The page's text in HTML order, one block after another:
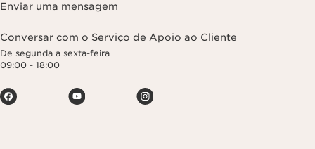
Enviar uma mensagem
Conversar com o Serviço de Apoio ao Cliente
De segunda a sexta-feira
09:00 - 18:00